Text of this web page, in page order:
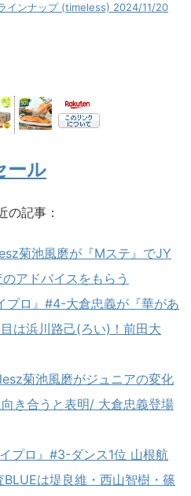
インナップ (timeless) 2024/11/20
ール
記事：
菊池風磨が『Mステ』でJY
アドバイスをもらう
プロ』#4-大倉忠義が『華があ
は浜川路己(ろい)！前田大
菊池風磨がジュニアの変化
き合うと表明/ 大倉忠義登場
イプロ』#3-ダンス1位 山根航
は堤良維・西山智樹・篠